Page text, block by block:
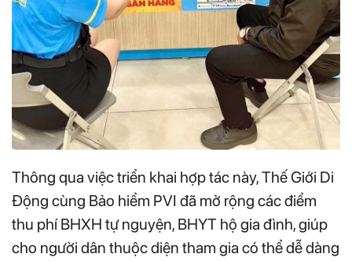
Thông qua việc triển khai hợp tác này, Thế Giới Di
Động cùng Bảo hiểm PVI đã mở rộng các điểm
thu phí BHXH tự nguyện, BHYT hộ gia đình, giúp
cho người dân thuộc diện tham gia có thể dễ dàng